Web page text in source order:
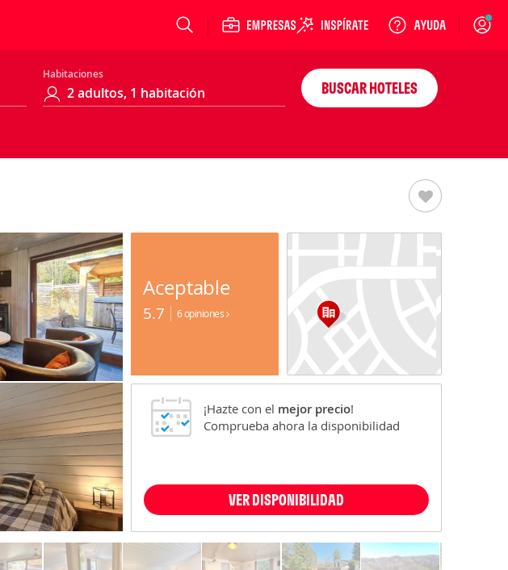
Login
Habitaciones
BUSCAR HOTELES
Aceptable
5.7 6 opiniones
¡Hazte con el mejor precio!
Comprueba ahora la disponibilidad
VER DISPONIBILIDAD